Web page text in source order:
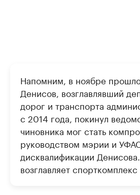
Напомним, в ноябре
Денисов, возглавлявший
дорог и транспорта
с 2014 года, покинул
чиновника мог стать
руководством мэрии и
дисквалификации
возглавляет